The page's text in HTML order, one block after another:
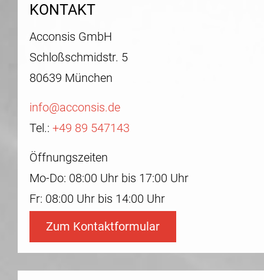
KONTAKT
Acconsis GmbH
Schloßschmidstr. 5
80639 München
info@acconsis.de
Tel.: +49 89 547143
Öffnungszeiten
Mo-Do: 08:00 Uhr bis 17:00 Uhr
Fr: 08:00 Uhr bis 14:00 Uhr
Zum Kontaktformular